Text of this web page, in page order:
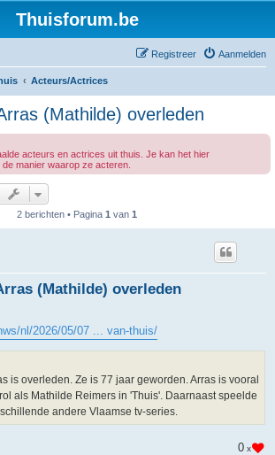
Thuisforum.be
Aanmelden
Registreer
Acteurs/Actrices
(Mathilde) overleden
acteurs en actrices uit thuis. Je kan het hier
manier waarop ze acteren.
2 berichten • Pagina 1 van 1
(Mathilde) overleden
nl/2026/05/07 ... van-thuis/
is overleden. Ze is 77 jaar geworden. Arras is vooral
als Mathilde Reimers in 'Thuis'. Daarnaast speelde
andere Vlaamse tv-series.
0 x